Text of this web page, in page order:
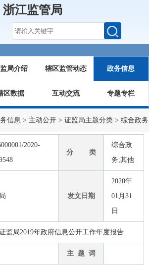
浙江监管局
局介绍 辖区监管动态 政务信息
区数据 互动交流 专题专栏
信息 > 主动公开 > 证监局主题分类 > 综合政务
2020-
分 类
综合政
务;其他
发文日期
2020年
01月31
日
监局2019年政府信息公开工作年度报告
主 题 词